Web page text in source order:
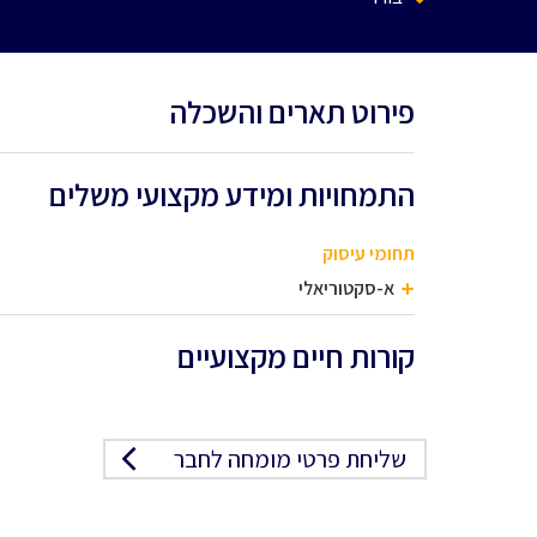
פירוט תארים והשכלה
התמחויות ומידע מקצועי משלים
תחומי עיסוק
א-סקטוריאלי
קורות חיים מקצועיים
שליחת פרטי מומחה לחבר